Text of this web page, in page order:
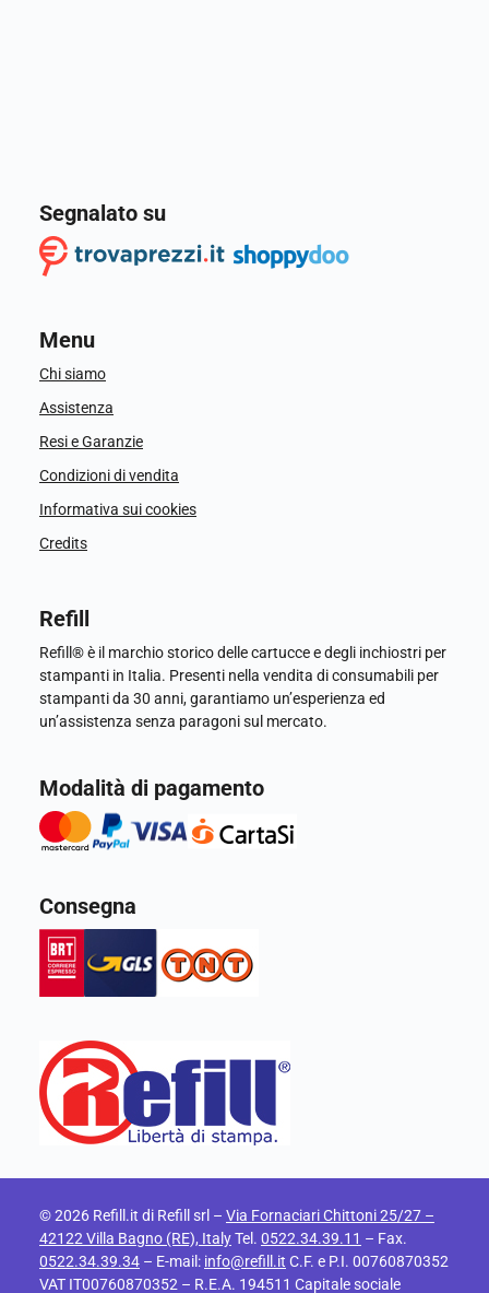
Segnalato su
Menu
Chi siamo
Assistenza
Resi e Garanzie
Condizioni di vendita
Informativa sui cookies
Credits
Refill
Refill® è il marchio storico delle cartucce e degli inchiostri per
stampanti in Italia. Presenti nella vendita di consumabili per
stampanti da 30 anni, garantiamo un’esperienza ed
un’assistenza senza paragoni sul mercato.
Modalità di pagamento
Consegna
© 2026 Refill.it di Refill srl – Via Fornaciari Chittoni 25/27 –
42122 Villa Bagno (RE), ItalyTel. 0522.34.39.11 – Fax.
0522.34.39.34 – E-mail: info@refill.it C.F. e P.I. 00760870352
VAT IT00760870352 – R.E.A. 194511 Capitale sociale